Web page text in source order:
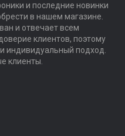
и последние новинки
в нашем магазине.
и отвечает всем
клиентов, поэтому
индивидуальный подход.
клиенты.